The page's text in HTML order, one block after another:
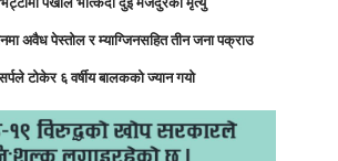
अवैध पेस्तोल र म्याग्जिनसहित तीन जना पक्राउ
टोकेर ६ वर्षीय बालकको ज्यान गयो